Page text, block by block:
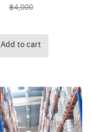
฿4,000
Add to cart